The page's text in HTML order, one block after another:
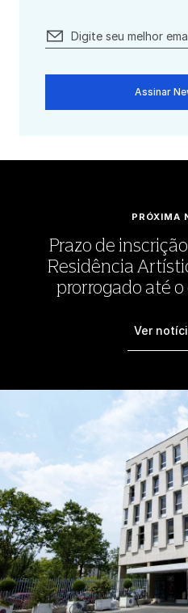
Assinar
PRÓXIMA
Prazo de
Residência
prorrogado até o
Ver